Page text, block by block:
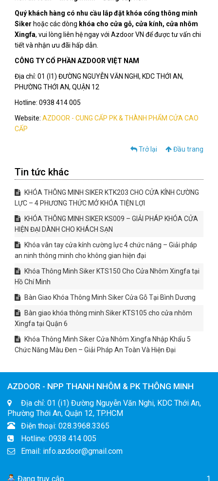
Quý khách hàng có nhu cầu lắp đặt khóa cổng thông minh
Siker hoặc các dòng khóa cho cửa gỗ, cửa kính, cửa nhôm
Xingfa, vui lòng liên hệ ngay với Azdoor VN để được tư vấn chi
tiết và nhận ưu đãi hấp dẫn.
CÔNG TY CỔ PHẦN AZDOOR VIỆT NAM
Địa chỉ: 01 (I1) ĐƯỜNG NGUYỄN VĂN NGHI, KDC THỚI AN,
PHƯỜNG THỚI AN, QUẬN 12
Hotline: 0938 414 005
Website: AZDOOR - CUNG CẤP PK & THÀNH PHẨM CỬA CAO
CẤP
Trở lại Đầu trang
Tin tức khác
KHÓA THÔNG MINH SIKER KTK203 CHO CỬA KÍNH CƯỜNG
LỰC – 4 PHƯƠNG THỨC MỞ KHÓA TIỆN LỢI
KHÓA THÔNG MINH SIKER KS009 – GIẢI PHÁP KHÓA CỬA
HIỆN ĐẠI DÀNH CHO KHÁCH SẠN
Khóa vân tay cửa kính cường lực 4 chức năng – Giải pháp
an ninh thông minh cho không gian hiện đại
Khóa Thông Minh Siker KTS150 Cho Cửa Nhôm Xingfa tại
Hồ Chí Minh
Bàn Giao Khóa Thông Minh Siker Cửa Gỗ Tại Bình Dương
Bàn giao khóa thông minh Siker KTS105 cho cửa nhôm
Xingfa tại Quận 6
Khóa Thông Minh Siker Cửa Nhôm Xingfa Nhập Khẩu 5
Chức Năng Màu Đen – Giải Pháp An Toàn Và Hiện Đại
AZDOOR - NPP THANH NHÔM & PK THÔNG MINH
Địa chỉ: 01 (i1) Đường Nguyễn Văn Nghi, KDC Thới An,
Phường Thới An, Quận 12, TP.HCM
Điện thoại: 028.3968.3365
Hotline: 0938 414 005
Email: info.azdoor@gmail.com
Đang truy cập 1